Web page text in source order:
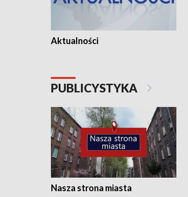
Aktualności
PUBLICYSTYKA
Nasza strona miasta